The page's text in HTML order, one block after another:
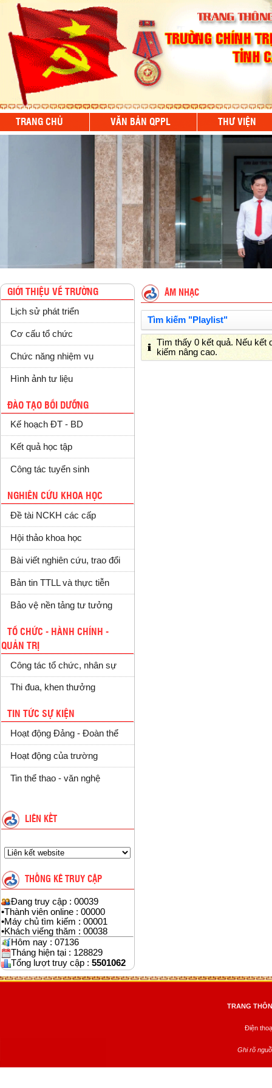
TRANG CHỦ VĂN BẢN QPPL THƯ VIỆN
GIỚI THIỆU VỀ TRƯỜNG
Lịch sử phát triển
Cơ cấu tổ chức
Chức năng nhiệm vụ
Hình ảnh tư liệu
ĐÀO TẠO BỒI DƯỠNG
Kế hoạch ĐT - BD
Kết quả học tập
Công tác tuyển sinh
NGHIÊN CỨU KHOA HỌC
Đề tài NCKH các cấp
Hội thảo khoa học
Bài viết nghiên cứu, trao đổi
Bản tin TTLL và thực tiễn
Bảo vệ nền tảng tư tưởng
TỔ CHỨC - HÀNH CHÍNH -
QUẢN TRỊ
Công tác tổ chức, nhân sự
Thi đua, khen thưởng
TIN TỨC SỰ KIỆN
Hoạt động Đảng - Đoàn thể
Hoạt động của trường
Tin thể thao - văn nghệ
LIÊN KẾT
THỐNG KÊ TRUY CẬP
Đang truy cập : 00039
•Thành viên online : 00000
•Máy chủ tìm kiếm : 00001
•Khách viếng thăm : 00038
Hôm nay : 07136
Tháng hiện tại : 128829
Tổng lượt truy cập : 5501062
ÂM NHẠC
Tìm kiếm "Playlist"
Tìm thấy 0 kết quả. Nếu kết
kiếm nâng cao.
TRANG
Điện
Ghi rõ